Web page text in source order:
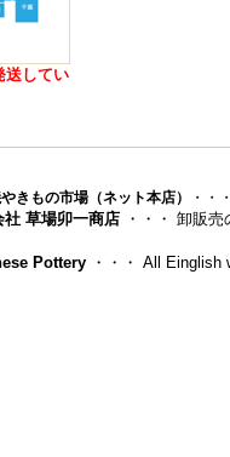
送してい
きもの市場（ネット本店） ・・
社 草場卯一商店 ・・・ 卸販
Pottery ・・・ All